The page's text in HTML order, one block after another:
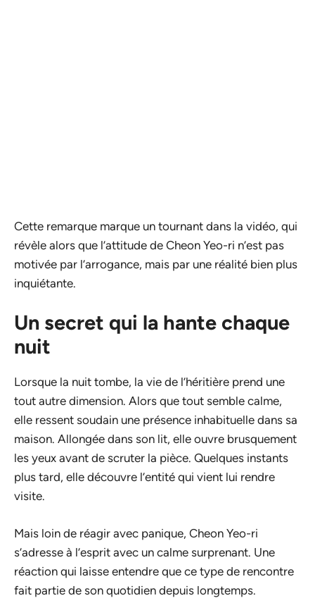
Cette remarque marque un tournant dans la vidéo, qui
révèle alors que l’attitude de Cheon Yeo-ri n’est pas
motivée par l’arrogance, mais par une réalité bien plus
inquiétante.
Un secret qui la hante chaque
nuit
Lorsque la nuit tombe, la vie de l’héritière prend une
tout autre dimension. Alors que tout semble calme,
elle ressent soudain une présence inhabituelle dans sa
maison. Allongée dans son lit, elle ouvre brusquement
les yeux avant de scruter la pièce. Quelques instants
plus tard, elle découvre l’entité qui vient lui rendre
visite.
Mais loin de réagir avec panique, Cheon Yeo-ri
s’adresse à l’esprit avec un calme surprenant. Une
réaction qui laisse entendre que ce type de rencontre
fait partie de son quotidien depuis longtemps.